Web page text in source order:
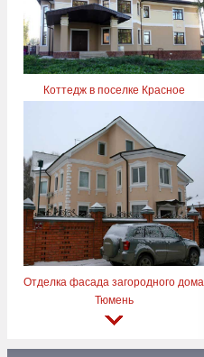
Коттедж в поселке Красное
Отделка фасада загородного дома
Тюмень